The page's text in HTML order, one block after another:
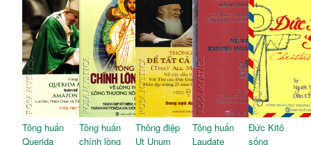
Tông huấn
Querida
Tông huấn
chính lòng
Thông điệp
Ut Unum
Tông huấn
Laudate
Đức Kitô
sống